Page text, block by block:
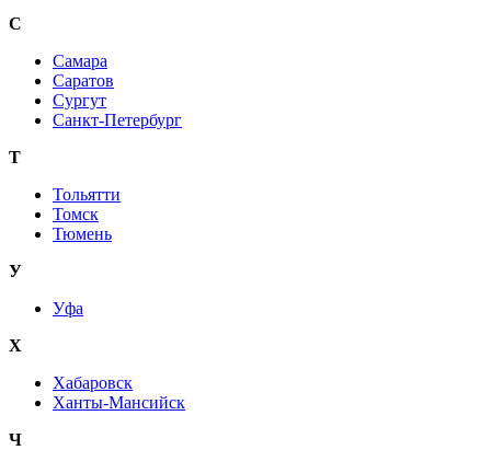
С
Самара
Саратов
Сургут
Санкт-Петербург
Т
Тольятти
Томск
Тюмень
У
Уфа
Х
Хабаровск
Ханты-Мансийск
Ч